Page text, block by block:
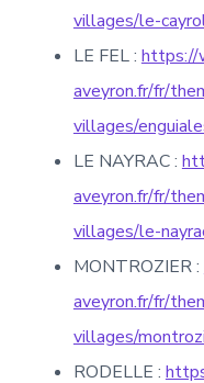
villages/le-
LE FEL : https://
aveyron.fr/fr/
villages/
LE NAYRAC :
aveyron.fr/fr/
villages/le-
MONTROZIER :
aveyron.fr/fr/
villages/
RODELLE :